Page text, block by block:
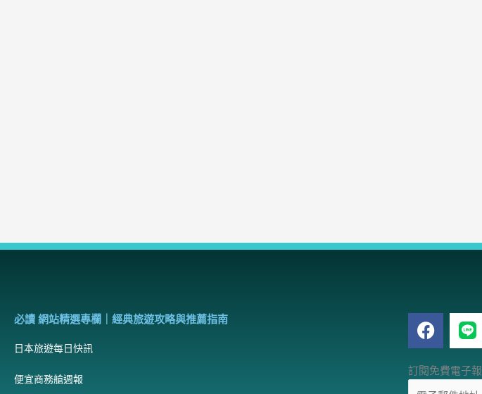
必讀 網站精選專欄｜經典旅遊攻略與推薦指南
日本旅遊每日快訊
便宜商務艙週報
F
a
e
訂閱免費電子報
電